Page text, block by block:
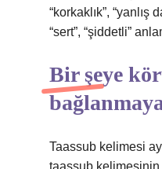
“korkaklık”, “yanlış
“sert”, “şiddetli”
Bir şeye
Taassub kelimesi
taassub kelimesinin